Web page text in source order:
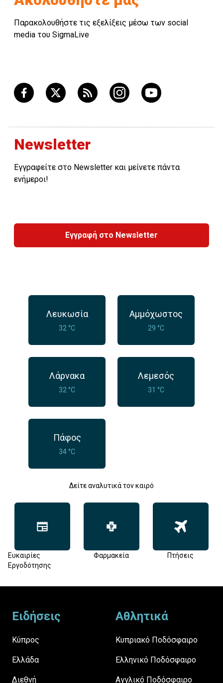
Παρακολουθήστε τις εξελίξεις μέσω των social
media του SigmaLive
Newsletter
Εγγραφείτε στο Newsletter και μείνετε πάντα
ενήμεροι!
Εγγραφή στο Newsletter
Λευκωσία
32 °C
Αμμόχωστος
29 °C
Λάρνακα
32 °C
Λεμεσός
31 °C
Πάφος
34 °C
Δείτε αναλυτικά τον καιρό
Ευκαιρίες
Εργοδότησης
Φαρμακεία Πτήσεις
Ειδήσεις
Κύπρος
Ελλάδα
Διεθνή
Αθλητικά
Κυπριακό Ποδόσφαιρο
Ελληνικό Ποδόσφαιρο
Αγγλικό Ποδόσφαιρο